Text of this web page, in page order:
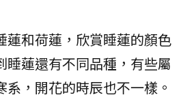
蓮和荷蓮，欣賞睡蓮的顏色
睡蓮還有不同品種，有些屬
，開花的時辰也不一樣。